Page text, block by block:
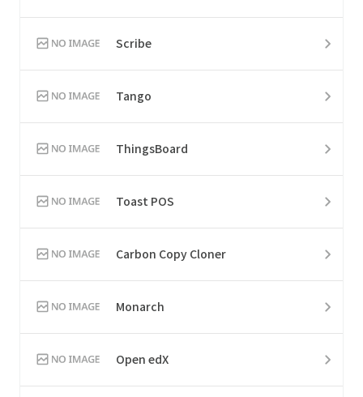
Scribe
Tango
ThingsBoard
Toast POS
Carbon Copy Cloner
Monarch
Open edX